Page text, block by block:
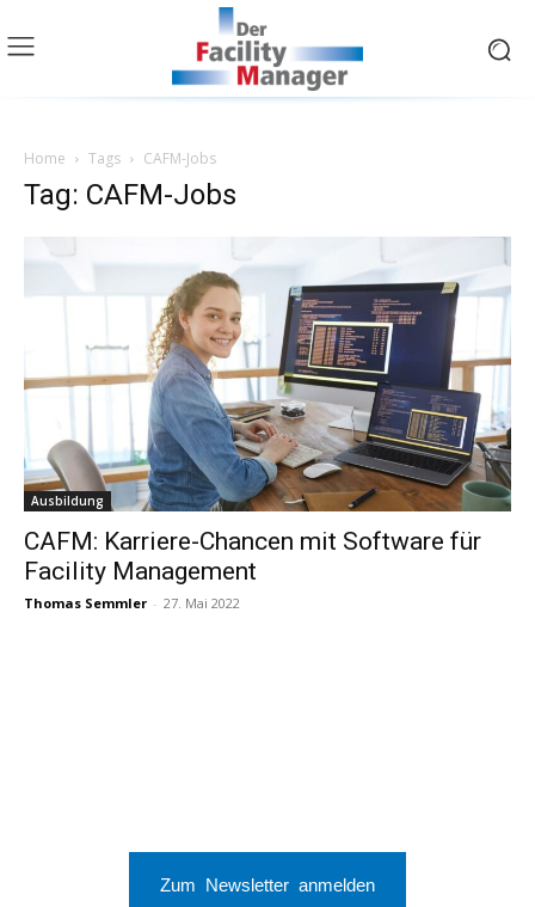
Home Tags CAFM-Jobs
Tag: CAFM-Jobs
Ausbildung
CAFM: Karriere-Chancen mit Software für
Facility Management
Thomas Semmler - 27. Mai 2022
Zum Newsletter anmelden